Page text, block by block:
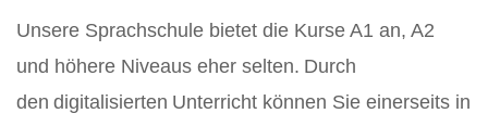
Unsere Sprachschule bietet die Kurse A1 an, A2
und höhere Niveaus eher selten. Durch
den digitalisierten Unterricht können Sie einerseits in